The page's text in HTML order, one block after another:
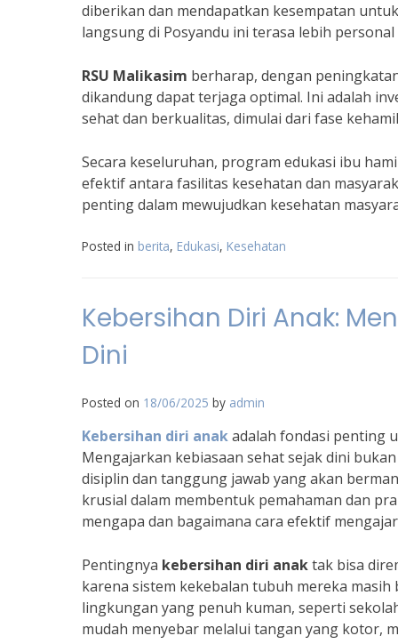
diberikan dan mendapatkan kesempatan
langsung di Posyandu ini terasa lebih
RSU Malikasim berharap, dengan
dikandung dapat terjaga optimal. Ini adalah
sehat dan berkualitas, dimulai dari fase
Secara keseluruhan, program edukasi ibu
efektif antara fasilitas kesehatan dan
penting dalam mewujudkan kesehatan
Posted in berita, Edukasi, Kesehatan
Kebersihan Diri Anak:
Dini
Posted on 18/06/2025 by admin
Kebersihan diri anakadalah fondasi penting
Mengajarkan kebiasaan sehat sejak dini
disiplin dan tanggung jawab yang akan
krusial dalam membentuk pemahaman dan
mengapa dan bagaimana cara efektif
Pentingnya kebersihan diri anaktak bisa
karena sistem kekebalan tubuh mereka
lingkungan yang penuh kuman, seperti
mudah menyebar melalui tangan yang kotor,